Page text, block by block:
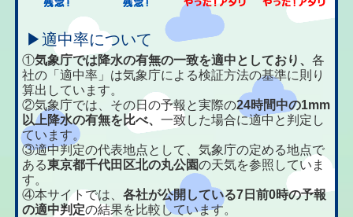
▶適中率について
①気象庁では降水の有無の一致を適中としており、各
社の「適中率」は気象庁による検証方法の基準に則り
算出しています。
②気象庁では、その日の予報と実際の24時間中の1mm
以上降水の有無を比べ、一致した場合に適中と判定し
ています。
③適中判定の代表地点として、気象庁の定める地点で
ある東京都千代田区北の丸公園の天気を参照していま
す。
④本サイトでは、各社が公開している7日前0時の予報
の適中判定の結果を比較しています。